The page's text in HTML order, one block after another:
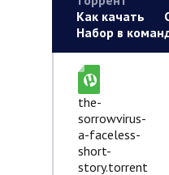
Как качать
Набор в
the-
sorrowvirus-
a-faceless-
short-
story.torrent